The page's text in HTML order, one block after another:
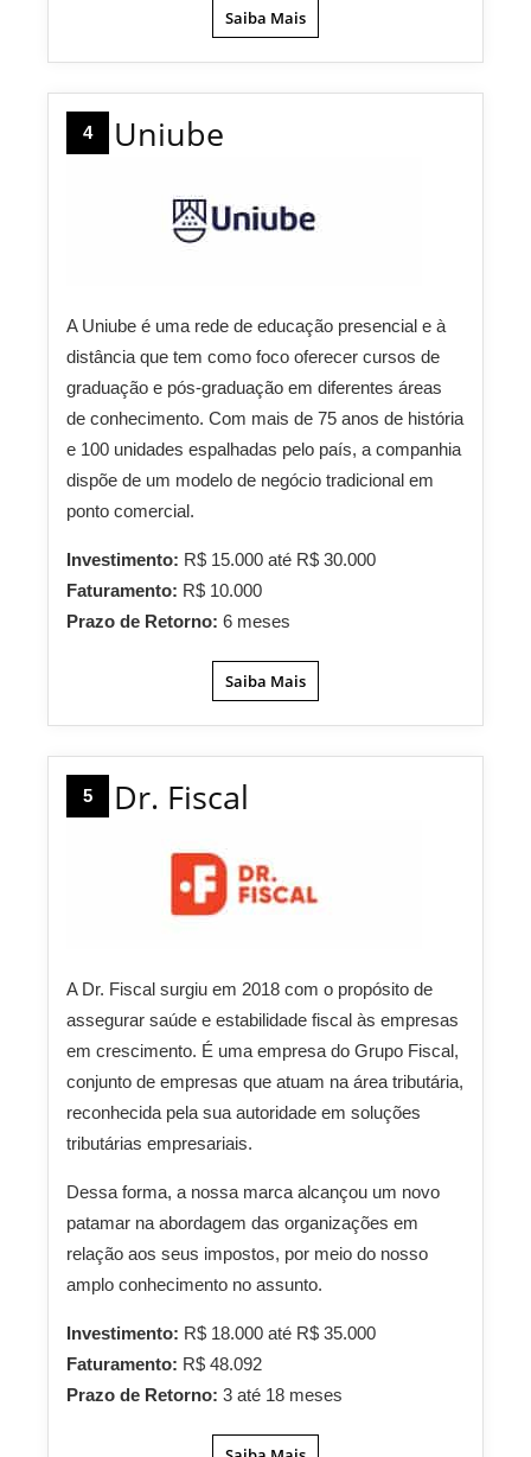
Saiba Mais
4 Uniube
A Uniube é uma rede de educação presencial e à
distância que tem como foco oferecer cursos de
graduação e pós-graduação em diferentes áreas
de conhecimento. Com mais de 75 anos de história
e 100 unidades espalhadas pelo país, a companhia
dispõe de um modelo de negócio tradicional em
ponto comercial.
Investimento: R$ 15.000 até R$ 30.000
Faturamento: R$ 10.000
Prazo de Retorno: 6 meses
Saiba Mais
5 Dr. Fiscal
A Dr. Fiscal surgiu em 2018 com o propósito de
assegurar saúde e estabilidade fiscal às empresas
em crescimento. É uma empresa do Grupo Fiscal,
conjunto de empresas que atuam na área tributária,
reconhecida pela sua autoridade em soluções
tributárias empresariais.
Dessa forma, a nossa marca alcançou um novo
patamar na abordagem das organizações em
relação aos seus impostos, por meio do nosso
amplo conhecimento no assunto.
Investimento: R$ 18.000 até R$ 35.000
Faturamento: R$ 48.092
Prazo de Retorno: 3 até 18 meses